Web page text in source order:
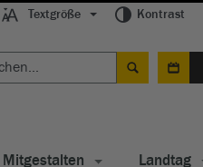
Textgröße Kontrast
Mitgestalten Landtag